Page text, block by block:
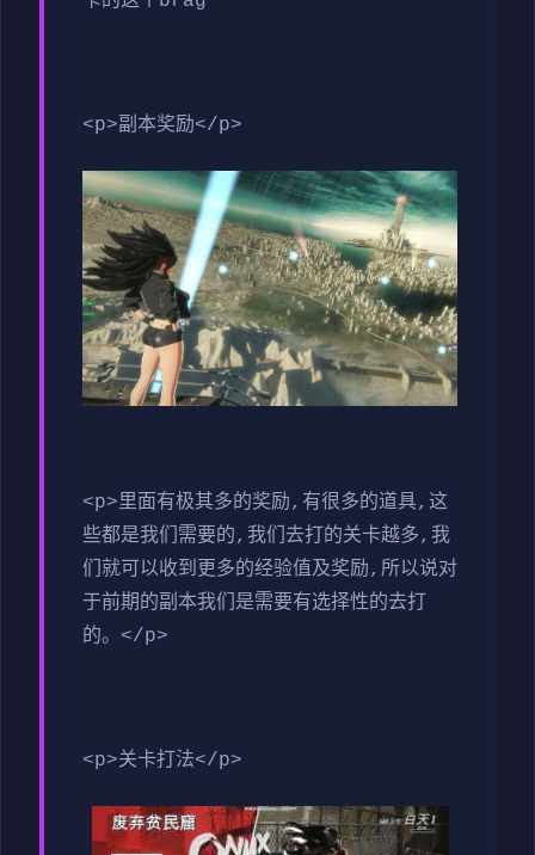
<p>副本奖励</p>
<p>里面有极其多的奖励,有很多的道具,这
些都是我们需要的,我们去打的关卡越多,我
们就可以收到更多的经验值及奖励,所以说对
于前期的副本我们是需要有选择性的去打
的。</p>
<p>关卡打法</p>